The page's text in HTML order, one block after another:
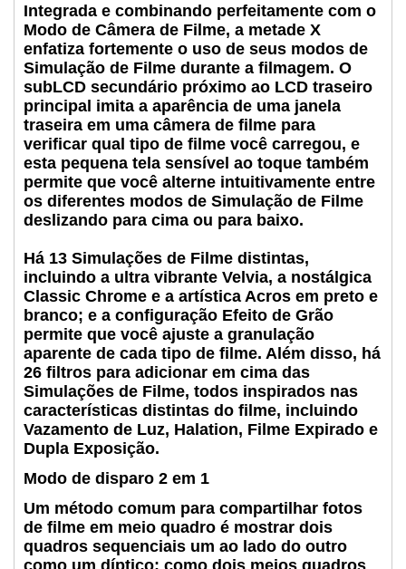
Integrada e combinando perfeitamente com o
Modo de Câmera de Filme, a metade X
enfatiza fortemente o uso de seus modos de
Simulação de Filme durante a filmagem. O
subLCD secundário próximo ao LCD traseiro
principal imita a aparência de uma janela
traseira em uma câmera de filme para
verificar qual tipo de filme você carregou, e
esta pequena tela sensível ao toque também
permite que você alterne intuitivamente entre
os diferentes modos de Simulação de Filme
deslizando para cima ou para baixo.
Há 13 Simulações de Filme distintas,
incluindo a ultra vibrante Velvia, a nostálgica
Classic Chrome e a artística Acros em preto e
branco; e a configuração Efeito de Grão
permite que você ajuste a granulação
aparente de cada tipo de filme. Além disso, há
26 filtros para adicionar em cima das
Simulações de Filme, todos inspirados nas
características distintas do filme, incluindo
Vazamento de Luz, Halation, Filme Expirado e
Dupla Exposição.
Modo de disparo 2 em 1
Um método comum para compartilhar fotos
de filme em meio quadro é mostrar dois
quadros sequenciais um ao lado do outro